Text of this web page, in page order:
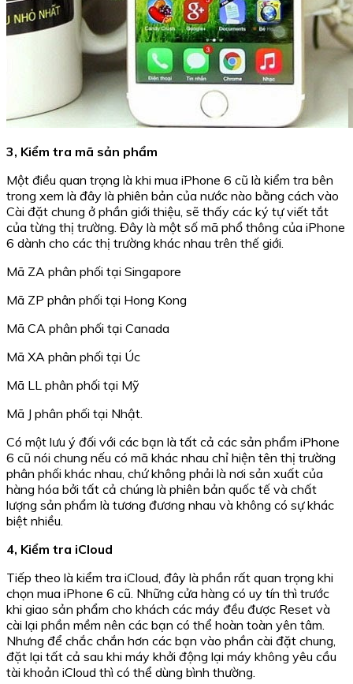
3, Kiểm tra mã sản phẩm
Một điều quan trọng là khi mua iPhone 6 cũ là kiểm tra bên
trong xem là đây là phiên bản của nước nào bằng cách vào
Cài đặt chung ở phần giới thiệu, sẽ thấy các ký tự viết tắt
của từng thị trường. Đây là một số mã phổ thông của iPhone
6 dành cho các thị trường khác nhau trên thế giới.
Mã ZA phân phối tại Singapore
Mã ZP phân phối tại Hong Kong
Mã CA phân phối tại Canada
Mã XA phân phối tại Úc
Mã LL phân phối tại Mỹ
Mã J phân phối tại Nhật.
Có một lưu ý đối với các bạn là tất cả các sản phẩm iPhone
6 cũ nói chung nếu có mã khác nhau chỉ hiện tên thị trường
phân phối khác nhau, chứ không phải là nơi sản xuất của
hàng hóa bởi tất cả chúng là phiên bản quốc tế và chất
lượng sản phẩm là tương đương nhau và không có sự khác
biệt nhiều.
4, Kiểm tra iCloud
Tiếp theo là kiểm tra iCloud, đây là phần rất quan trọng khi
chọn mua iPhone 6 cũ. Những cửa hàng có uy tín thì trước
khi giao sản phẩm cho khách các máy đều được Reset và
cài lại phần mềm nên các bạn có thể hoàn toàn yên tâm.
Nhưng để chắc chắn hơn các bạn vào phần cài đặt chung,
đặt lại tất cả sau khi máy khởi động lại máy không yêu cầu
tài khoản iCloud thì có thể dùng bình thường.